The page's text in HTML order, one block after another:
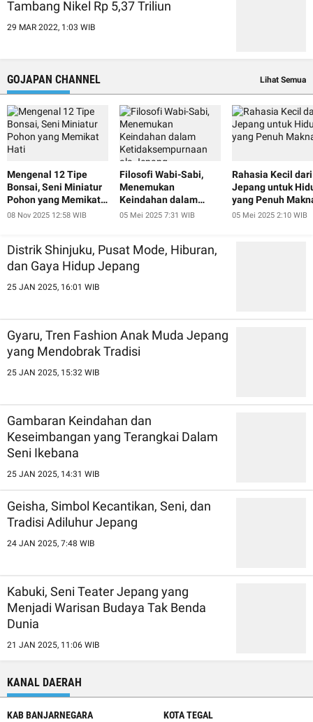
Tambang Nikel Rp 5,37 Triliun
29 MAR 2022, 1:03 WIB
GOJAPAN CHANNEL Lihat Semua
Mengenal 12 Tipe
Bonsai, Seni Miniatur
Pohon yang Memikat
Hati
08 Nov 2025 12:58 WIB
Filosofi Wabi-Sabi,
Menemukan
Keindahan dalam
Ketidaksempurnaan
05 Mei 2025 7:31 WIB
Rahasia Kecil dari
Jepang untuk
yang Penuh
05 Mei 2025 2:10 WIB
Distrik Shinjuku, Pusat Mode, Hiburan,
dan Gaya Hidup Jepang
25 JAN 2025, 16:01 WIB
Gyaru, Tren Fashion Anak Muda Jepang
yang Mendobrak Tradisi
25 JAN 2025, 15:32 WIB
Gambaran Keindahan dan
Keseimbangan yang Terangkai Dalam
Seni Ikebana
25 JAN 2025, 14:31 WIB
Geisha, Simbol Kecantikan, Seni, dan
Tradisi Adiluhur Jepang
24 JAN 2025, 7:48 WIB
Kabuki, Seni Teater Jepang yang
Menjadi Warisan Budaya Tak Benda
Dunia
21 JAN 2025, 11:06 WIB
KANAL DAERAH
KAB BANJARNEGARA
KOTA TEGAL